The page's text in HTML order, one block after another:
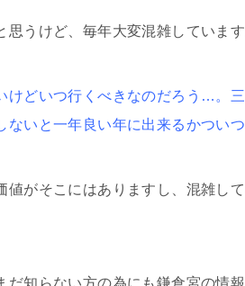
うけど、毎年大変混雑しています
けどいつ行くべきなのだろう…。
ないと一年良い年に出来るかつい
値がそこにはありますし、混雑し
だ知らない方の為にも鎌倉宮の情